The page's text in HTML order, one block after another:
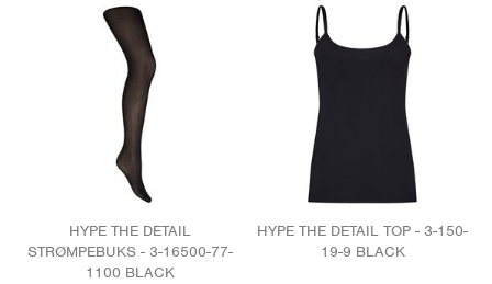
HYPE THE DETAIL
STRØMPEBUKS - 3-16500-77-
1100 BLACK
HYPE THE DETAIL TOP - 3-150-
19-9 BLACK